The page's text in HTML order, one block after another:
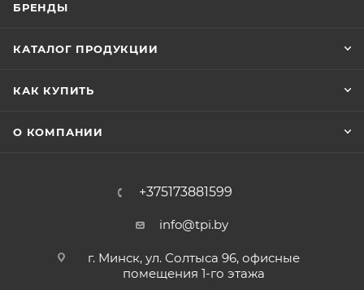
БРЕНДЫ
КАТАЛОГ ПРОДУКЦИИ
КАК КУПИТЬ
О КОМПАНИИ
+375173881599
info@tpi.by
г. Минск, ул. Солтыса 96, офисные
помещения 1-го этажа